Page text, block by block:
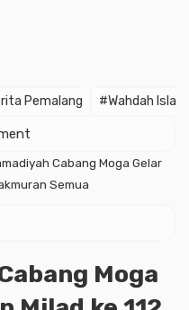
Pemalang #Wahdah
Cabang Moga Gelar
Semua
Moga